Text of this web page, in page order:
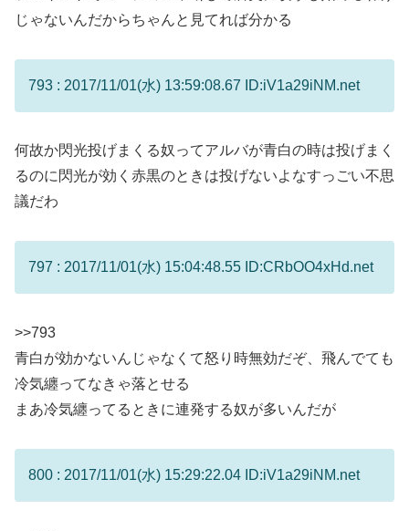
じゃないんだからちゃんと見てれば分かる
793 : 2017/11/01(水) 13:59:08.67 ID:iV1a29iNM.net
何故か閃光投げまくる奴ってアルバが青白の時は投げまく
るのに閃光が効く赤黒のときは投げないよなすっごい不思
議だわ
797 : 2017/11/01(水) 15:04:48.55 ID:CRbOO4xHd.net
>>793
青白が効かないんじゃなくて怒り時無効だぞ、飛んでても
冷気纏ってなきゃ落とせる
まあ冷気纏ってるときに連発する奴が多いんだが
800 : 2017/11/01(水) 15:29:22.04 ID:iV1a29iNM.net